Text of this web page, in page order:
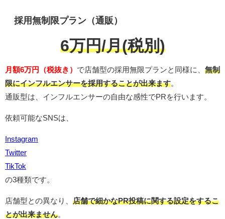
採用無制限プラン（通販）
6万円/月(税別)
月額6万円（税抜き） で店舗型の採用無限プランと同様に、 無制
限にインフルエンサーを採用することが出来ます。
通販型は、インフルエンサーの自由な感性でPRを行います。
依頼可能なSNSは、
Instagram
Twitter
TikTok
の3種類です。
店舗型との異なり、 店舗で細かなPR投稿に関する設定をするこ
とが出来ません。